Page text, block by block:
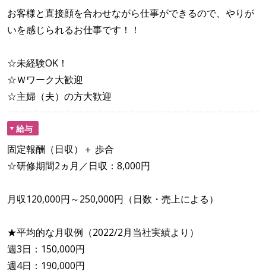
お客様と直接顔を合わせながら仕事ができるので、やりが
いを感じられるお仕事です！！
☆未経験OK！
☆Ｗワーク大歓迎
☆主婦（夫）の方大歓迎
給与
固定報酬（日収）＋ 歩合
☆研修期間2ヵ月／日収：8,000円
月収120,000円～250,000円（日数・売上による）
★平均的な月収例（2022/2月当社実績より）
週3日：150,000円
週4日：190,000円